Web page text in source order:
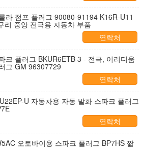
라 점프 플러그 90080-91194 K16R-U11
리 중앙 전극용 자동차 부품
연락처
크 플러그 BKUR6ETB 3 - 전극, 이리디움
그 GM 96307729
연락처
U 자동차용 자동 발화 스파크 플러그
연락처
오토바이용 스파크 플러그 BP7HS 짧